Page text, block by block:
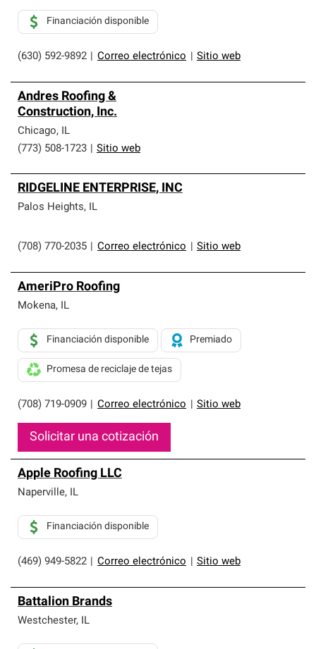
(630) 592-9892 Correo electrónico Sitio web
Financiación disponible
Andres Roofing &
Construction, Inc.
Chicago, IL
(773) 508-1723
Sitio web
RIDGELINE ENTERPRISE, INC
Palos Heights, IL
(708) 770-2035 Correo electrónico Sitio web
AmeriPro Roofing
Mokena, IL
(708) 719-0909 Correo electrónico Sitio web
Financiación disponible Premiado
Promesa de reciclaje de tejas
Solicitar una cotización
Apple Roofing LLC
Naperville, IL
(469) 949-5822 Correo electrónico Sitio web
Financiación disponible
Battalion Brands
Westchester, IL